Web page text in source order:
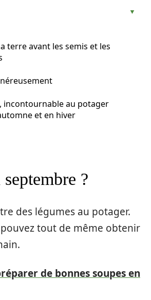
terre avant les semis et les
incontournable au potager
et en hiver
?
des légumes au potager.
pouvez tout de même obtenir
de bonnes soupes en